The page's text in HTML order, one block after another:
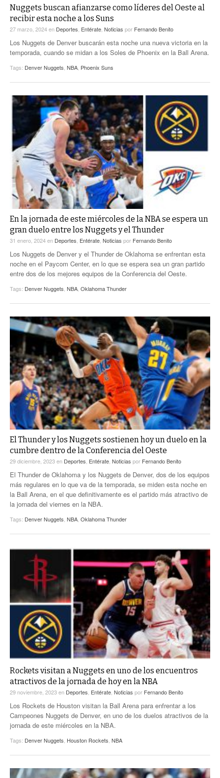
Nuggets buscan afianzarse como líderes del Oeste al
recibir esta noche a los Suns
27 marzo, 2024en Deportes Entérate Noticias por Fernando Benito
Los Nuggets de Denver buscarán esta noche una nueva victoria en la
temporada, cuando se midan a los Soles de Phoenix en la Ball Arena.
Tags: Denver Nuggets NBA Phoenix Suns
En la jornada de este miércoles de la NBA se espera un
gran duelo entre los Nuggets y el Thunder
31 enero, 2024en Deportes Entérate Noticias por Fernando Benito
Los Nuggets de Denver y el Thunder de Oklahoma se enfrentan esta
noche en el Paycom Center, en lo que se espera sea un gran partido
entre dos de los mejores equipos de la Conferencia del Oeste.
Tags: Denver Nuggets NBA Oklahoma Thunder
El Thunder y los Nuggets sostienen hoy un duelo en la
cumbre dentro de la Conferencia del Oeste
29 diciembre, 2023en Deportes, Entérate, Noticias por Fernando Benito
El Thunder de Oklahoma y los Nuggets de Denver, dos de los equipos
más regulares en lo que va de la temporada, se miden esta noche en
la Ball Arena, en el que definitivamente es el partido más atractivo de
la jornada del viernes en la NBA.
Tags: Denver Nuggets, NBA, Oklahoma Thunder
Rockets visitan a Nuggets en uno de los encuentros
atractivos de la jornada de hoy en la NBA
29 noviembre, 2023en Deportes Entérate Noticias por Fernando Benito
Los Rockets de Houston visitan la Ball Arena para enfrentar a los
Campeones Nuggets de Denver, en uno de los duelos atractivos de la
jornada de este miércoles en la NBA.
Tags: Denver Nuggets Houston Rockets NBA